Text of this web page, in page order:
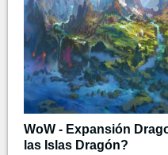
WoW - Expansión
las Islas Dragón?